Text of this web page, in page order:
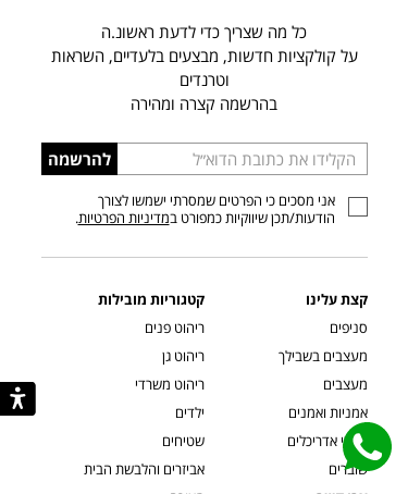
כל מה שצריך כדי לדעת ראשונ.ה
על קולקציות חדשות, מבצעים בלעדיים, השראות
וטרנדים
בהרשמה קצרה ומהירה
הכניסו
כתובת
דוא”ל
להרשמה
אני מסכים כי הפרטים שמסרתי ישמשו לצורך
הודעות/תכן שיווקיות כמפורט במדיניות הפרטיות.
קצת עלינו
סניפים
מעצבים בשבילך
מעצבים
אמניות ואמנים
קשרי אדריכלים
שוברים
קטגוריות מובילות
ריהוט פנים
ריהוט גן
ריהוט משרדי
ילדים
שטיחים
אביזרים והלבשת הבית